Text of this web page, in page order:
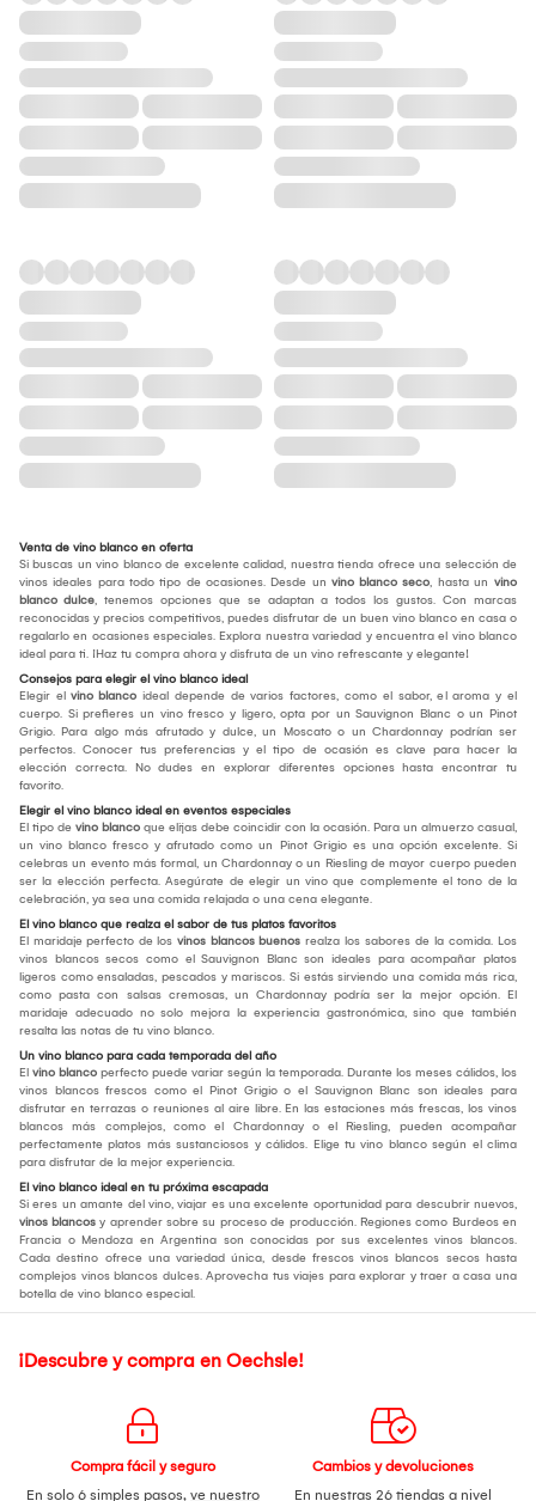
Venta de vino blanco en oferta
Si buscas un vino blanco de excelente calidad, nuestra tienda ofrece una selección de
vinos ideales para todo tipo de ocasiones. Desde un vino blanco seco, hasta un vino
blanco dulce, tenemos opciones que se adaptan a todos los gustos. Con marcas
reconocidas y precios competitivos, puedes disfrutar de un buen vino blanco en casa o
regalarlo en ocasiones especiales. Explora nuestra variedad y encuentra el vino blanco
ideal para ti. ¡Haz tu compra ahora y disfruta de un vino refrescante y elegante!
Consejos para elegir el vino blanco ideal
Elegir el vino blanco ideal depende de varios factores, como el sabor, el aroma y el
cuerpo. Si prefieres un vino fresco y ligero, opta por un Sauvignon Blanc o un Pinot
Grigio. Para algo más afrutado y dulce, un Moscato o un Chardonnay podrían ser
perfectos. Conocer tus preferencias y el tipo de ocasión es clave para hacer la
elección correcta. No dudes en explorar diferentes opciones hasta encontrar tu
favorito.
Elegir el vino blanco ideal en eventos especiales
El tipo de vino blanco que elijas debe coincidir con la ocasión. Para un almuerzo casual,
un vino blanco fresco y afrutado como un Pinot Grigio es una opción excelente. Si
celebras un evento más formal, un Chardonnay o un Riesling de mayor cuerpo pueden
ser la elección perfecta. Asegúrate de elegir un vino que complemente el tono de la
celebración, ya sea una comida relajada o una cena elegante.
El vino blanco que realza el sabor de tus platos favoritos
El maridaje perfecto de los vinos blancos buenos realza los sabores de la comida. Los
vinos blancos secos como el Sauvignon Blanc son ideales para acompañar platos
ligeros como ensaladas, pescados y mariscos. Si estás sirviendo una comida más rica,
como pasta con salsas cremosas, un Chardonnay podría ser la mejor opción. El
maridaje adecuado no solo mejora la experiencia gastronómica, sino que también
resalta las notas de tu vino blanco.
Un vino blanco para cada temporada del año
El vino blanco perfecto puede variar según la temporada. Durante los meses cálidos, los
vinos blancos frescos como el Pinot Grigio o el Sauvignon Blanc son ideales para
disfrutar en terrazas o reuniones al aire libre. En las estaciones más frescas, los vinos
blancos más complejos, como el Chardonnay o el Riesling, pueden acompañar
perfectamente platos más sustanciosos y cálidos. Elige tu vino blanco según el clima
para disfrutar de la mejor experiencia.
El vino blanco ideal en tu próxima escapada
Si eres un amante del vino, viajar es una excelente oportunidad para descubrir nuevos,
vinos blancos y aprender sobre su proceso de producción. Regiones como Burdeos en
Francia o Mendoza en Argentina son conocidas por sus excelentes vinos blancos.
Cada destino ofrece una variedad única, desde frescos vinos blancos secos hasta
complejos vinos blancos dulces. Aprovecha tus viajes para explorar y traer a casa una
botella de vino blanco especial.
¡Descubre y compra en Oechsle!
Compra fácil y seguro
En solo 6 simples pasos, ve nuestro
Cambios y devoluciones
En nuestras 26 tiendas a nivel